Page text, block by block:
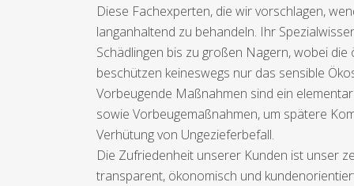
Diese Fachexperten, die wir vorschlagen,
langanhaltend zu behandeln. Ihr
Schädlingen bis zu großen Nagern, wobei
beschützen keineswegs nur das sensible
Vorbeugende Maßnahmen sind ein
sowie Vorbeugemaßnahmen, um spätere
Verhütung von Ungezieferbefall.
Die Zufriedenheit unserer Kunden ist unser
transparent, ökonomisch und